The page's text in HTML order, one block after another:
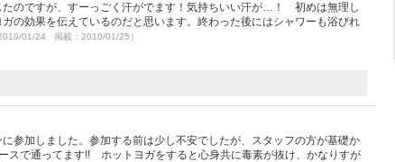
のですが、すーっごく汗がでます！気持ちいい汗が…！ 初めは無理し
の効果を伝えているのだと思います。終わった後にはシャワーも浴びれ
01/24 掲載：2010/01/25）
参加しました。参加する前は少し不安でしたが、スタッフの方が基礎か
スで通ってます!! ホットヨガをすると心身共に毒素が抜け、かなりすが